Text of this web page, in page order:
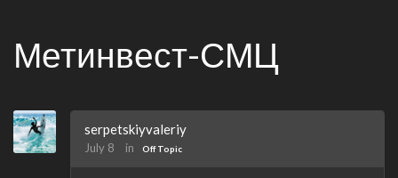
Метинвест-СМЦ
serpetskiyvaleriy
July 8 in Off Topic